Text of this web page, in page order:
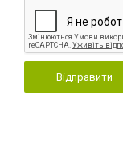
Відправити